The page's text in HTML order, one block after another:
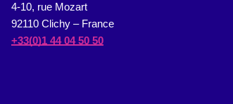
4-10, rue Mozart
92110 Clichy – France
+33(0)1 44 04 50 50